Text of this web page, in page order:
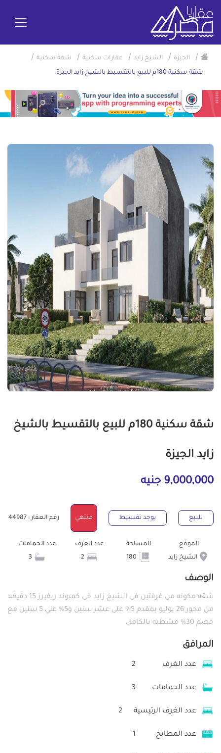
/ الجيزة / الشيخ زايد / عقارات سكنية / شقة سكنية /
شقة سكنية 180م للبيع بالتقسيط بالشيخ زايد الجيزة
شقة سكنية 180م للبيع بالتقسيط بالشيخ
زايد الجيزة
9,000,000 جنيه
للبيع يوجد تقسيط منتهي رقم العقار : 44987
الموقع
الشيخ زايد
المساحة
عدد الغرف
عدد الحمامات
الوصف
شقه مكونه من غرفتين فى الشيخ زايد فى كمبوند ريفيرز 15 دقيقه
من محور 26 يوليو بمقدم 5% على عشر سنين و5% علي 5 سنين مع
خصم 30% مشطبه بالكامل
المرافق
عدد الغرف 2
عدد الحمامات 3
عدد الغرف الرئيسية 2
عدد المطابخ 1